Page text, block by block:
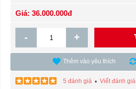
Giá: 36.000.000đ
- +
Thêm vào yêu thích
5 đánh giá• Viết đánh giá